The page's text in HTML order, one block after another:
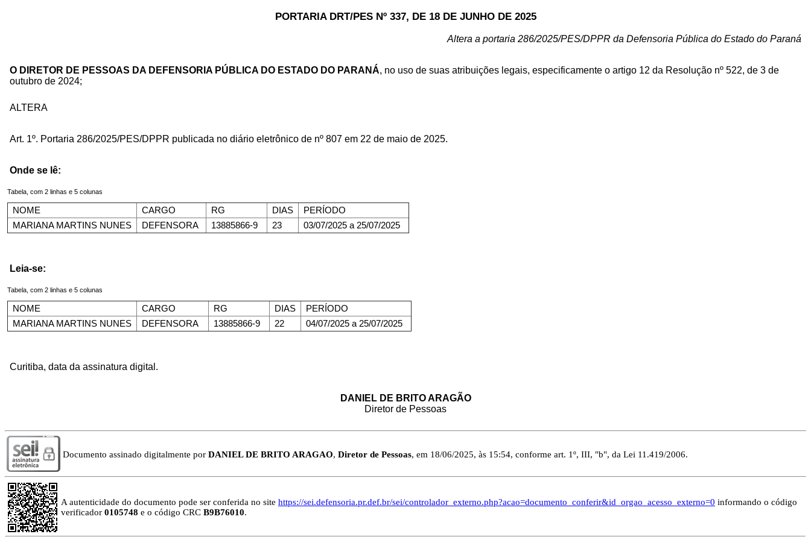
PORTARIA DRT/PES Nº 337, DE 18 DE JUNHO DE 2025
Altera a portaria 286/2025/PES/DPPR da Defensoria Pública do Estado do Paraná
O DIRETOR DE PESSOAS DA DEFENSORIA PÚBLICA DO ESTADO DO PARANÁ, no uso de suas atribuições legais, especificamente o artigo 12 da Resolução nº 522, de 3 de
outubro de 2024;
ALTERA
Art. 1º. Portaria 286/2025/PES/DPPR publicada no diário eletrônico de nº 807 em 22 de maio de 2025.
Onde se lê:
Tabela, com 2 linhas e 5 colunas
NOME CARGO RG DIAS
PERÍODO
MARIANA MARTINS NUNES
DEFENSORA 13885866-9 23 03/07/2025 a 25/07/2025
Leia-se:
Tabela, com 2 linhas e 5 colunas
NOME CARGO RG DIAS
PERÍODO
MARIANA MARTINS NUNES
DEFENSORA 13885866-9 22 04/07/2025 a 25/07/2025
Curitiba, data da assinatura digital.
DANIEL DE BRITO ARAGÃO
Diretor de Pessoas
Documento assinado digitalmente por DANIEL DE BRITO ARAGAO, Diretor de Pessoas, em 18/06/2025, às 15:54, conforme art. 1º, III, "b", da Lei 11.419/2006.
A autenticidade do documento pode ser conferida no site https://sei.defensoria.pr.def.br/sei/controlador_externo.php?acao=documento_conferir&id_orgao_acesso_externo=0 informando o código
verificador 0105748 e o código CRC B9B76010.